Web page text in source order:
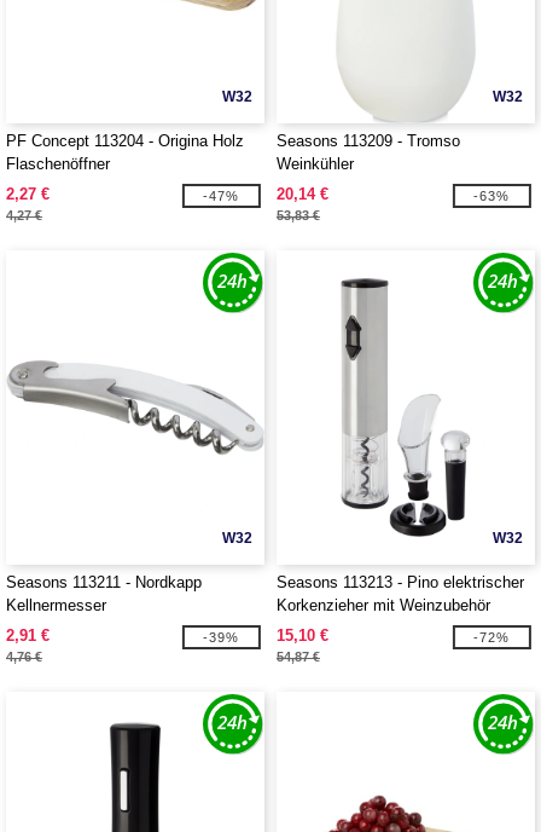
W32
PF Concept 113204 - Origina Holz
Flaschenöffner
2,27 €
4,27 €
-47%
W32
Seasons 113209 - Tromso
Weinkühler
20,14 €
53,83 €
-63%
W32
Seasons 113211 - Nordkapp
Kellnermesser
2,91 €
4,76 €
-39%
W32
Seasons 113213 - Pino elektrischer
Korkenzieher mit Weinzubehör
15,10 €
54,87 €
-72%